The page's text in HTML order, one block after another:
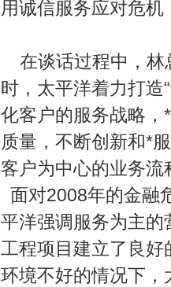
用诚信服务应对危机
在谈话过程中，林
时，太平洋着力打造
化客户的服务战略
质量，不断创新和*
客户为中心的业务
面对2008年的金融
平洋强调服务为主
工程项目建立了良
环境不好的情况下